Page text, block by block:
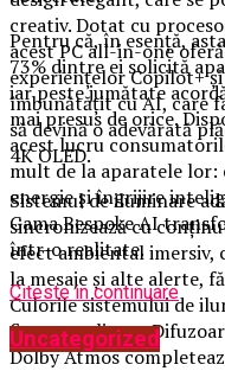
creativ. Dotat cu
acest PC all-in-one
experiențelor Copilot+
îmbunătățit cu AI, care
să devină o adevărată
4K OLED.
Sistemul de iluminare
sincronizează cu
efect ambiental
la mesaje și alte alerte,
Culorile sistemului de
fi personalizate.
Dolby Atmos
Pentru că, în esență,
73% dintre ei solicită
iar peste jumătate
mai presus de orice.
acest lucru
mult de la aparatele lor:
energie și îngrijire
Gama Bespoke AI
într-o realitate.
Citeste in continuare
Uncategorized